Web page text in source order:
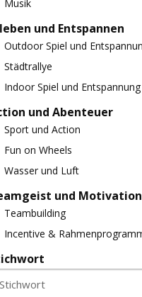
Musik
und Entspannen
Outdoor Spiel und
Städtrallye
Indoor Spiel und Entspannung
und Abenteuer
Sport und Action
Fun on Wheels
Wasser und Luft
und Motivation
Teambuilding
Incentive &
Stichwort